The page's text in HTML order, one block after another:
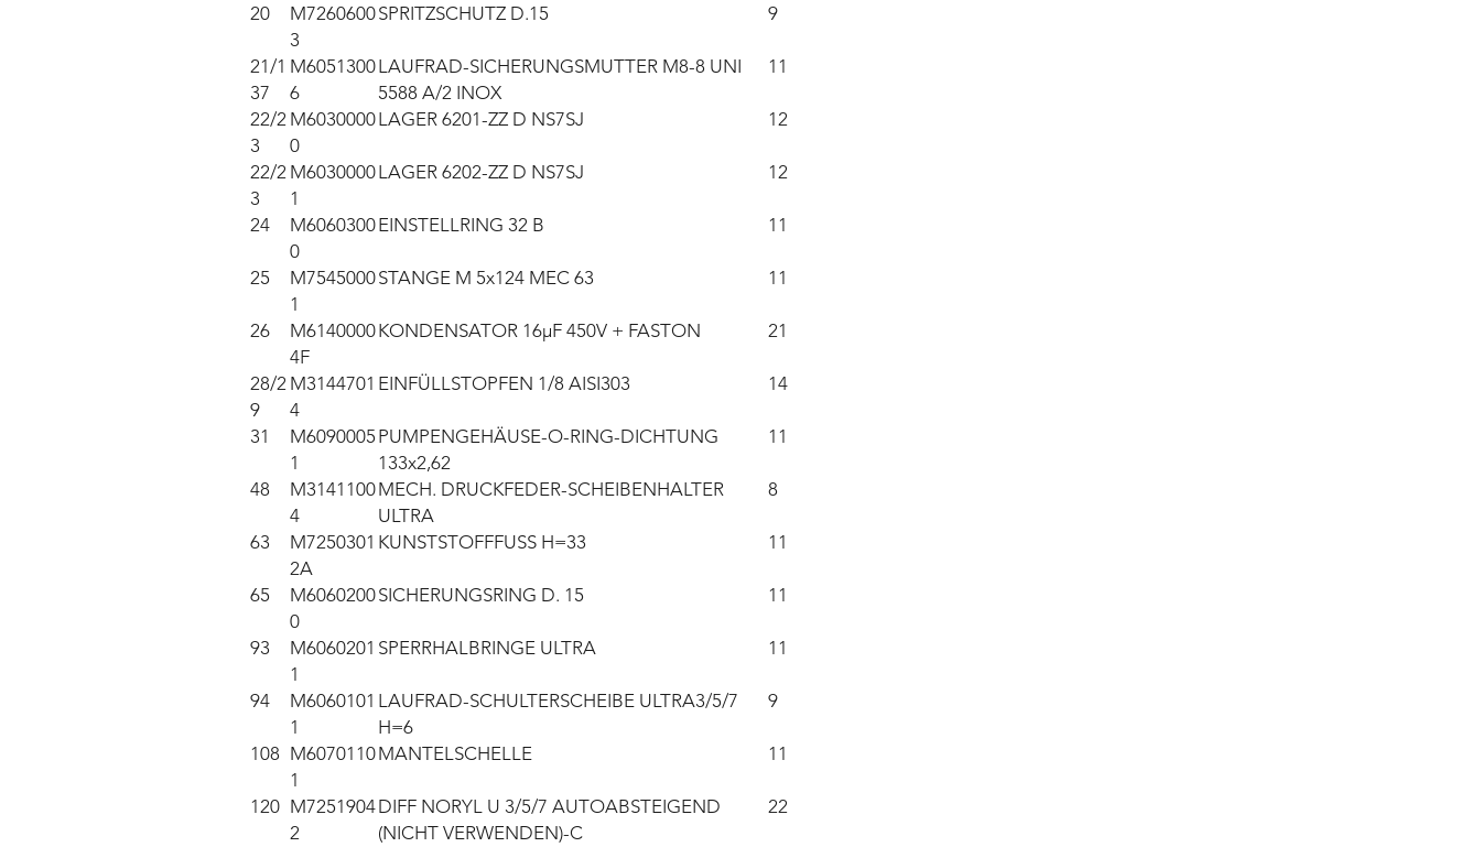
20
M7260600
3
SPRITZSCHUTZ D.15 9
21/1
37
M6051300
6
LAUFRAD-SICHERUNGSMUTTER M8-8 UNI
5588 A/2 INOX
11
22/2
3
M6030000
0
LAGER 6201-ZZ D NS7SJ 12
22/2
3
M6030000
1
LAGER 6202-ZZ D NS7SJ 12
24
M6060300
0
EINSTELLRING 32 B 11
25
M7545000
1
STANGE M 5x124 MEC 63 11
26
M6140000
4F
KONDENSATOR 16µF 450V + FASTON 21
28/2
9
M3144701
4
EINFÜLLSTOPFEN 1/8 AISI303 14
31
M6090005
1
PUMPENGEHÄUSE-O-RING-DICHTUNG
133x2,62
11
48
M3141100
4
MECH. DRUCKFEDER-SCHEIBENHALTER
ULTRA
8
63
M7250301
2A
KUNSTSTOFFFUSS H=33 11
65
M6060200
0
SICHERUNGSRING D. 15 11
93
M6060201
1
SPERRHALBRINGE ULTRA 11
94
M6060101
1
LAUFRAD-SCHULTERSCHEIBE ULTRA3/5/7
H=6
9
108 M6070110
1
MANTELSCHELLE 11
120 M7251904
2
DIFF NORYL U 3/5/7 AUTOABSTEIGEND
(NICHT VERWENDEN)-C
22